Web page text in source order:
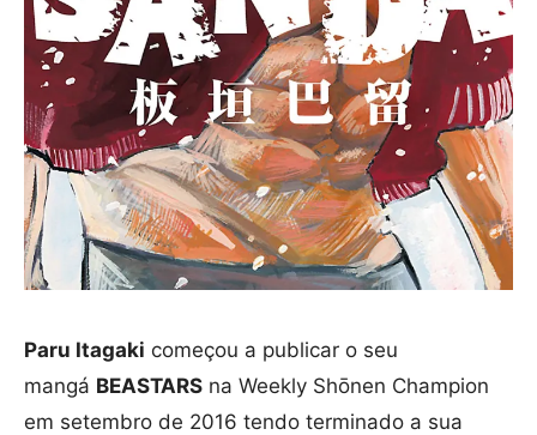
Paru Itagaki começou a publicar o seu
mangá BEASTARS na Weekly Shōnen Champion
em setembro de 2016 tendo terminado a sua